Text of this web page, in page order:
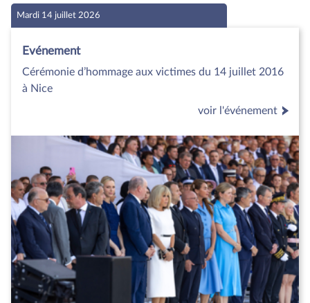
Mardi 14 juillet 2026
Evénement
Cérémonie d’hommage aux victimes du 14 juillet 2016
à Nice
voir l'événement